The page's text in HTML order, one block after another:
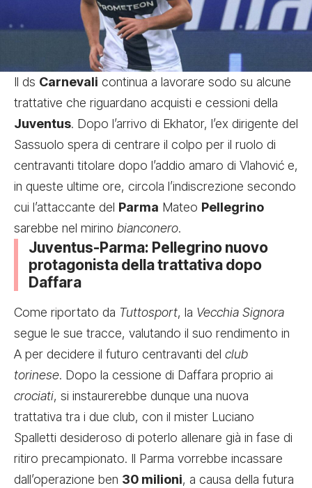
Il ds Carnevali continua a lavorare sodo su alcune
trattative che riguardano acquisti e cessioni della
Juventus. Dopo l’arrivo di Ekhator, l’ex dirigente del
Sassuolo spera di centrare il colpo per il ruolo di
centravanti titolare dopo l’addio amaro di Vlahović e,
in queste ultime ore, circola l’indiscrezione secondo
cui l’attaccante del Parma Mateo Pellegrino
sarebbe nel mirino bianconero.
Juventus-Parma: Pellegrino nuovo
protagonista della trattativa dopo
Daffara
Come riportato da Tuttosport, la Vecchia Signora
segue le sue tracce, valutando il suo rendimento in
A per decidere il futuro centravanti del club
torinese. Dopo la cessione di Daffara proprio ai
crociati, si instaurerebbe dunque una nuova
trattativa tra i due club, con il mister Luciano
Spalletti desideroso di poterlo allenare già in fase di
ritiro precampionato. Il Parma vorrebbe incassare
dall’operazione ben 30 milioni, a causa della futura